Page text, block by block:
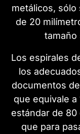
metálicos, sólo
de 20
tamaño
Los espirales
los
documentos
que equivale a
estándar de 80
que para